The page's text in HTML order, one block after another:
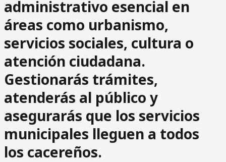
administrativo esencial en
áreas como urbanismo,
servicios sociales, cultura o
atención ciudadana.
Gestionarás trámites,
atenderás al público y
asegurarás que los servicios
municipales lleguen a todos
los cacereños.